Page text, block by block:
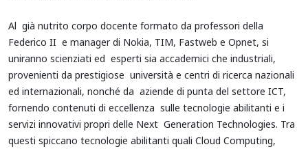
Al già nutrito corpo docente formato da professori della
Federico II e manager di Nokia, TIM, Fastweb e Opnet, si
uniranno scienziati ed esperti sia accademici che industriali,
provenienti da prestigiose università e centri di ricerca nazionali
ed internazionali, nonché da aziende di punta del settore ICT,
fornendo contenuti di eccellenza sulle tecnologie abilitanti e i
servizi innovativi propri delle Next Generation Technologies. Tra
questi spiccano tecnologie abilitanti quali Cloud Computing,